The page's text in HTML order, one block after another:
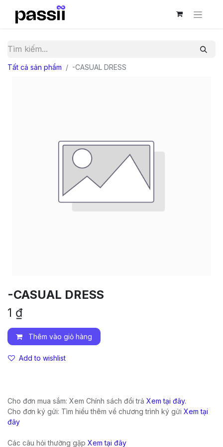
Tất cả sản phẩm -CASUAL DRESS
-CASUAL DRESS
1 ₫
Thêm vào giỏ hàng
Add to wishlist
Cho đơn mua sắm: Xem Chính sách đổi trả Xem tại đây.
Cho đơn ký gửi: Tìm hiểu thêm về chương trình ký gửi Xem tại
đây
Các câu hỏi thường gặp Xem tại đây